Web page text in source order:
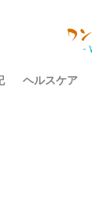
ヘルスケア